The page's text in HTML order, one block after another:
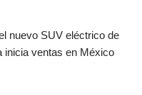
nuevo SUV eléctrico de
inicia ventas en México